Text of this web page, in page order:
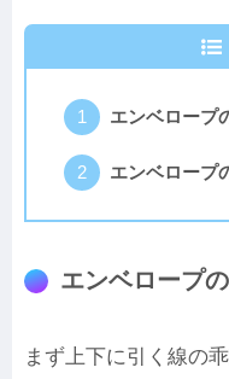
エンベロープ
エンベロープ
エンベロープ
まず上下に引く線の